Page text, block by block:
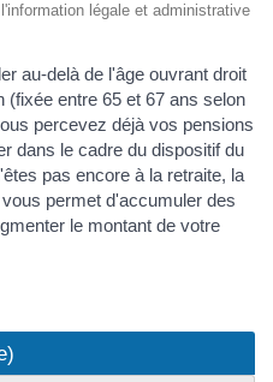
légale et administrative
au-delà de l'âge ouvrant droit
(fixée entre 65 et 67 ans selon
percevez déjà vos pensions
dans le cadre du dispositif du
pas encore à la retraite, la
permet d'accumuler des
le montant de votre